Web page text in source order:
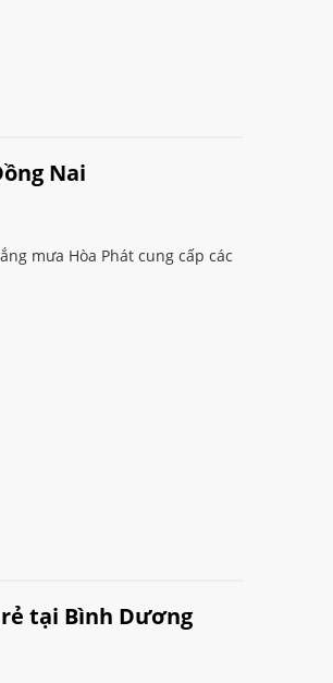
Nai
mưa Hòa Phát cung cấp các
tại Bình Dương